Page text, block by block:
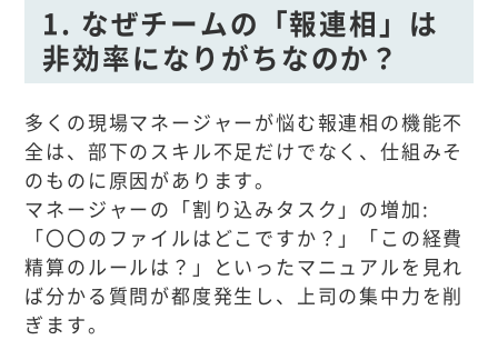
1. なぜチームの「報連相」は
非効率になりがちなのか？
多くの現場マネージャーが悩む報連相の機能不
全は、部下のスキル不足だけでなく、仕組みそ
のものに原因があります。
マネージャーの「割り込みタスク」の増加:
「〇〇のファイルはどこですか？」「この経費
精算のルールは？」といったマニュアルを見れ
ば分かる質問が都度発生し、上司の集中力を削
ぎます。